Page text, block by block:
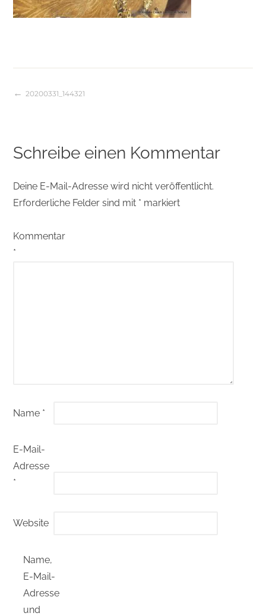
Beitragsnavigation
20200331_144321
Schreibe einen Kommentar
Deine E-Mail-Adresse wird nicht veröffentlicht.
Erforderliche Felder sind mit * markiert
Kommentar
*
Name *
E-Mail-
Adresse
*
Website
Name,
E-Mail-
Adresse
und